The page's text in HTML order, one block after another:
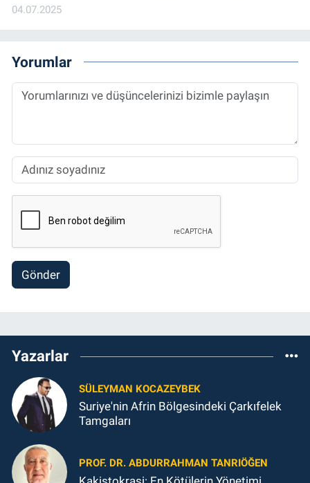
04.07.2025
Yorumlar
Gönder
Yazarlar
SÜLEYMAN KOCAZEYBEK
Suriye'nin Afrin Bölgesindeki Çarkıfelek
Tamgaları
PROF. DR. ABDURRAHMAN TANRIÖĞEN